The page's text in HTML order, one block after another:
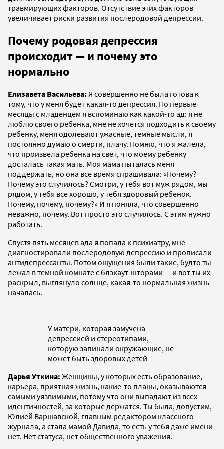
травмирующих факторов. Отсутствие этих факторов
увеличивает риски развития послеродовой депрессии.
Почему родовая депрессия
происходит — и почему это
нормально
Елизавета Васильева: Я совершенно не была готова к
тому, что у меня будет какая-то депрессия. Но первые
месяцы с младенцем я вспоминаю как какой-то ад: я не
люблю своего ребенка, мне не хочется подходить к своему
ребенку, меня одолевают ужасные, темные мысли, я
постоянно думаю о смерти, плачу. Помню, что я жалела,
что произвела ребенка на свет, что моему ребенку
досталась такая мать. Моя мама пыталась меня
поддержать, но она все время спрашивала: «Почему?
Почему это случилось? Смотри, у тебя вот муж рядом, мы
рядом, у тебя все хорошо, у тебя здоровый ребенок.
Почему, почему, почему?» И я поняла, что совершенно
неважно, почему. Вот просто это случилось. С этим нужно
работать.
Спустя пять месяцев ада я попала к психиатру, мне
диагностировали послеродовую депрессию и прописали
антидепрессанты. Потом ощущения были такие, будто ты
лежал в темной комнате с блэкаут-шторами — и вот ты их
раскрыл, выглянуло солнце, какая-то нормальная жизнь
началась.
У матери, которая замучена
депрессией и стереотипами,
которую запинали окружающие, не
может быть здоровых детей
Дарья Уткина: Женщины, у которых есть образование,
карьера, приятная жизнь, какие-то планы, оказываются
самыми уязвимыми, потому что они выпадают из всех
идентичностей, за которые держатся. Ты была, допустим,
Юлией Варшавской, главным редактором классного
журнала, а стала мамой Давида, то есть у тебя даже имени
нет. Нет статуса, нет общественного уважения.